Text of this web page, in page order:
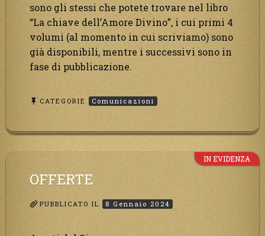
sono gli stessi che potete trovare nel libro
“La chiave dell’Amore Divino”, i cui primi 4
volumi (al momento in cui scriviamo) sono
già disponibili, mentre i successivi sono in
fase di pubblicazione.
CATEGORIE Comunicazioni
IN EVIDENZA
OFFERTE
PUBBLICATO IL 8 Gennaio 2024